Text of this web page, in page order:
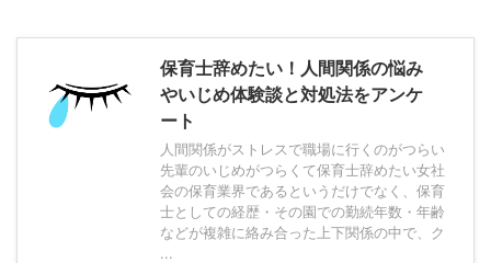
保育士辞めたい！人間関係の悩み
やいじめ体験談と対処法をアンケ
ート
人間関係がストレスで職場に行くのがつらい
先輩のいじめがつらくて保育士辞めたい女社
会の保育業界であるというだけでなく、保育
士としての経歴・その園での勤続年数・年齢
などが複雑に絡み合った上下関係の中で、ク
...